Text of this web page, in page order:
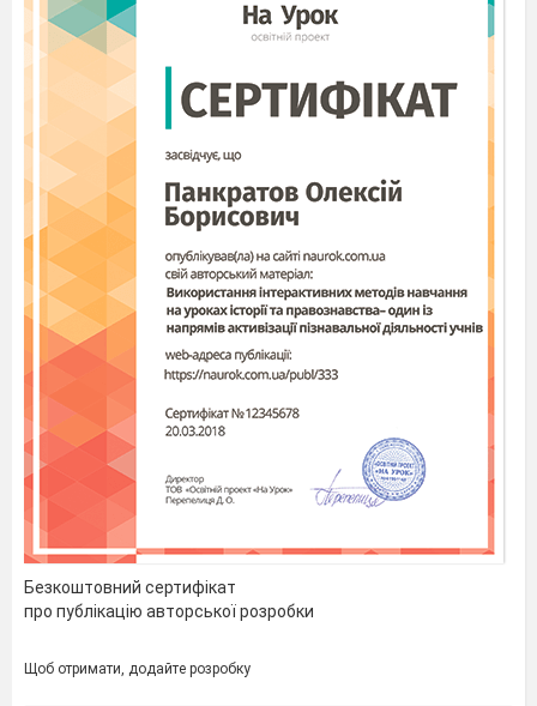
Безкоштовний сертифікат
про публікацію авторської розробки
Щоб отримати, додайте розробку